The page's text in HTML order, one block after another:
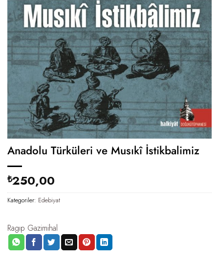
Anadolu Türküleri ve Musıkî İstikbalimiz
₺250,00
Kategoriler: Edebiyat
Ragıp Gazimihal